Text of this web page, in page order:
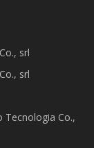
srl
srl
Tecnologia Co.,